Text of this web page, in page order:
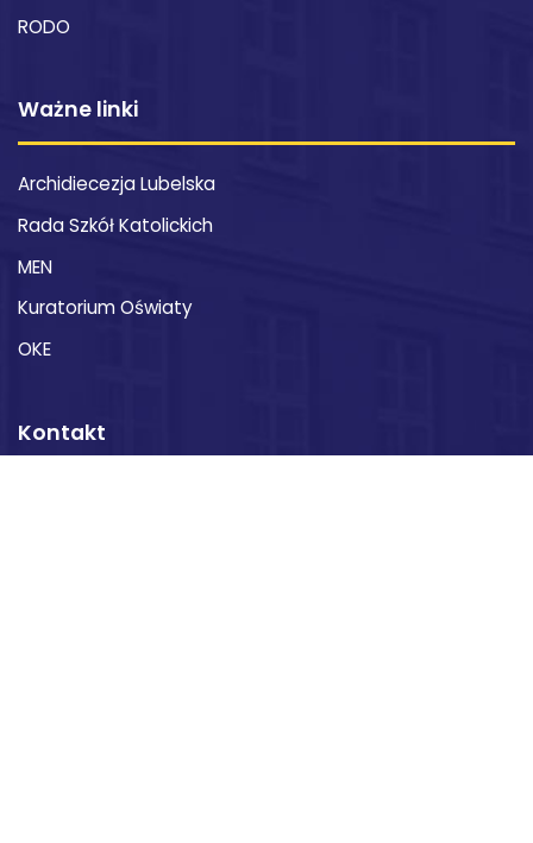
RODO
Ważne linki
Archidiecezja Lubelska
Rada Szkół Katolickich
MEN
Kuratorium Oświaty
OKE
Kontakt